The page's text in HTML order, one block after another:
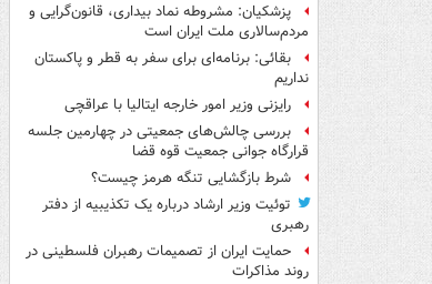
پزشکیان: مشروطه نماد بیداری، قانون‌گرایی و
مردم‌سالاری ملت ایران است
بقائی: برنامه‌ای برای سفر به قطر و پاکستان
نداریم
رایزنی وزیر امور خارجه ایتالیا با عراقچی
بررسی چالش‌های جمعیتی در چهارمین جلسه
قرارگاه جوانی جمعیت قوه قضا
شرط بازگشایی تنگه هرمز چیست؟
توئیت وزیر ارشاد درباره یک تکذیبیه از دفتر
رهبری
حمایت ایران از تصمیمات رهبران فلسطینی در
روند مذاکرات